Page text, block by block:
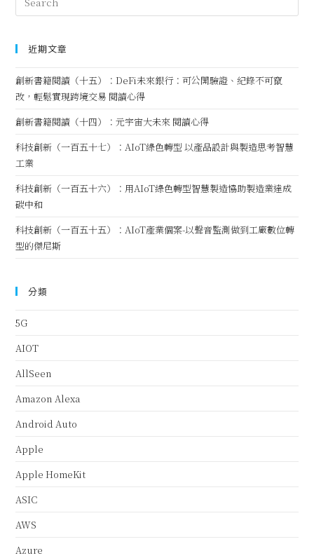
近期文章
創新書籍閱讀（十五）：DeFi未來銀行：可公開驗證、紀錄不可竄
改，輕鬆實現跨境交易 閱讀心得
創新書籍閱讀（十四）：元宇宙大未來 閱讀心得
科技創新（一百五十七）：AIoT綠色轉型 以產品設計與製造思考智慧
工業
科技創新（一百五十六）：用AIoT綠色轉型智慧製造協助製造業達成
碳中和
科技創新（一百五十五）：AIoT產業個案-以聲音監測做到工廠數位轉
型的傑尼斯
分類
5G
AIOT
AllSeen
Amazon Alexa
Android Auto
Apple
Apple HomeKit
ASIC
AWS
Azure